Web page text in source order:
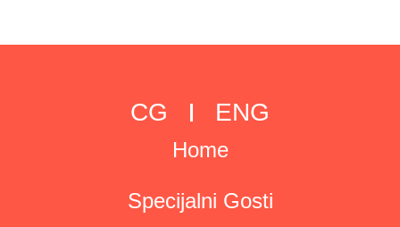
CG ENG
Home
Specijalni Gosti